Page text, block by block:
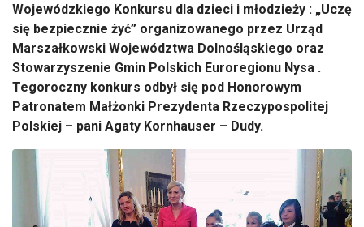
Wojewódzkiego Konkursu dla dzieci i młodzieży : „Uczę
się bezpiecznie żyć” organizowanego przez Urząd
Marszałkowski Województwa Dolnośląskiego oraz
Stowarzyszenie Gmin Polskich Euroregionu Nysa .
Tegoroczny konkurs odbył się pod Honorowym
Patronatem Małżonki Prezydenta Rzeczypospolitej
Polskiej – pani Agaty Kornhauser – Dudy.